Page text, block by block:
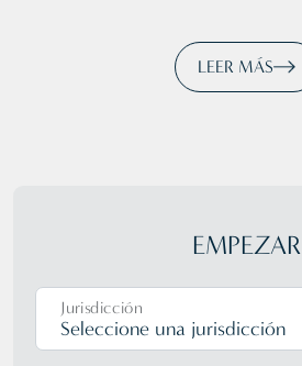
LEER MÁS
EMPEZAR
Jurisdicción